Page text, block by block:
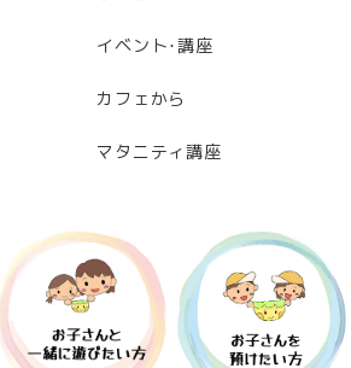
イベント･講座
カフェから
マタニティ講座